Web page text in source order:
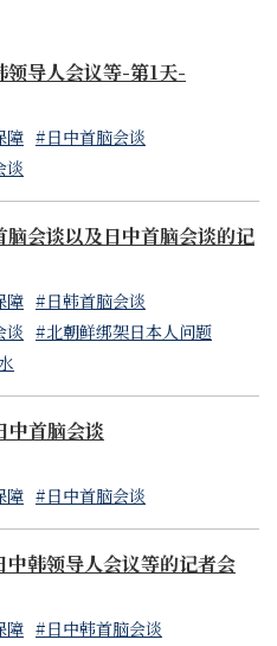
用核武器的事态令人极为忧
器、决不能发动核战争上见
相对其核与导弹活动日趋活跃
方包括在安理会场合在内发
鲜绑架日本人问题寻求了中
将继续密切合作。
的所有层面上继续紧密沟通
为暂译仅供参考，原文为
领导人会议等-第1天-
障 #日中首脑会谈
谈
脑会谈以及日中首脑会谈的记
障 #日韩首脑会谈
谈 #北朝鲜绑架日本人问题
中首脑会谈
障 #日中首脑会谈
中韩领导人会议等的记者会
障 #日中韩首脑会谈